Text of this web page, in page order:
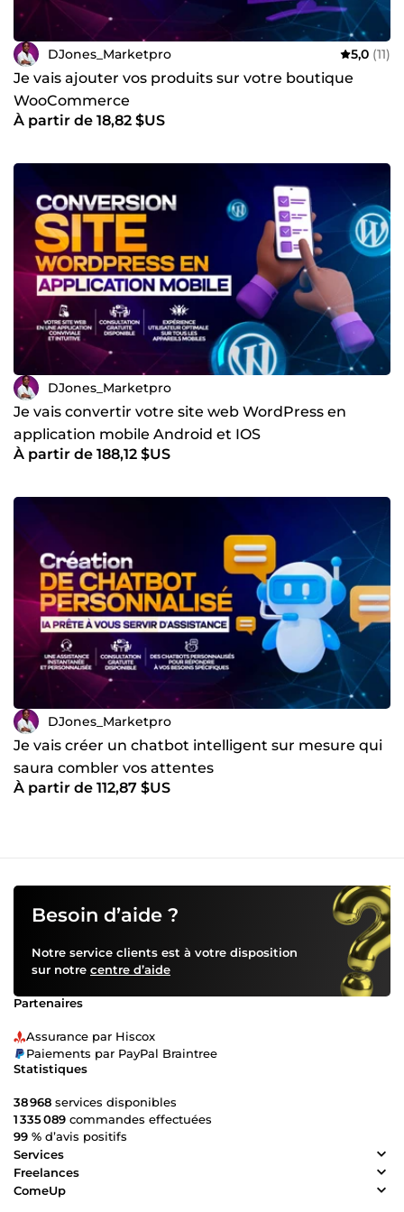
DJones_Marketpro 5,0 (11)
Je vais ajouter vos produits sur votre boutique
WooCommerce
À partir de 18,82 $US
DJones_Marketpro
Je vais convertir votre site web WordPress en
application mobile Android et IOS
À partir de 188,12 $US
DJones_Marketpro
Je vais créer un chatbot intelligent sur mesure qui
saura combler vos attentes
À partir de 112,87 $US
Besoin d’aide ?
Notre service clients est à votre disposition
sur notre centre d’aide
Partenaires
Assurance par Hiscox
Paiements par PayPal Braintree
Statistiques
38 968 services disponibles
1 335 089 commandes effectuées
99 % d’avis positifs
Services
Freelances
ComeUp